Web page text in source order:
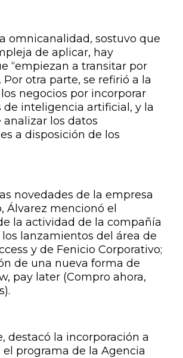
omnicanalidad, sostuvo que
de aplicar, hay
“empiezan a transitar por
Por otra parte, se refirió a la
negocios por incorporar
de inteligencia artificial, y la
analizar los datos
a disposición de los
novedades de la empresa
Álvarez mencionó el
la actividad de la compañía
lanzamientos del área de
y de Fenicio Corporativo;
de una nueva forma de
pay later (Compro ahora,
destacó la incorporación a
programa de la Agencia